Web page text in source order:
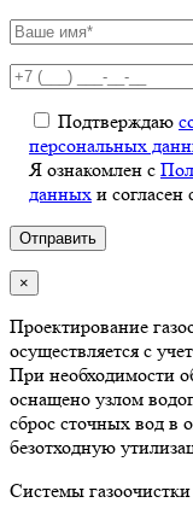
Подтверждаю
персональных
Я ознакомлен с
данных и
×
Проектирование
осуществляется с
При необходимости
оснащено узлом
сброс сточных вод в
безотходную
Системы